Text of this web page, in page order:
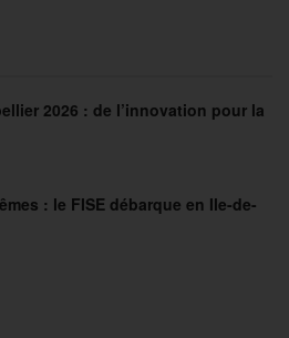
2026 : de l’innovation pour la
: le FISE débarque en Ile-de-